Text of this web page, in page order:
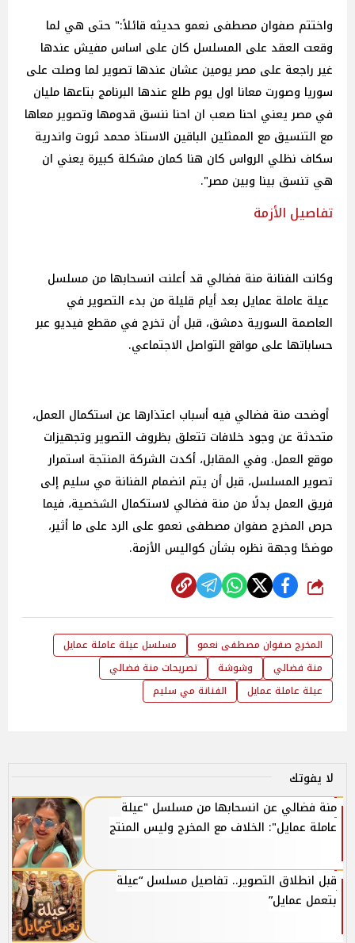
واختتم صفوان مصطفى نعمو حديثه قائلاً:" حتى هي لما
وقعت العقد على المسلسل كان على اساس مفيش عندها
غير راجعة على مصر يومين عشان عندها تصوير لما وصلت على
سوريا وصورت معانا اول يوم طلع عندها البرنامج بتاعها مليان
في مصر يعني احنا صعب ان احنا ننسق قدومها وتصوير معاها
مع التنسيق مع الممثلين الباقين الاستاذ محمد ثروت واندرية
سكاف نظلي الرواس كان هنا كمان مشكلة كبيرة يعني ان
هي تنسق بينا وبين مصر".
تفاصيل الأزمة
وكانت الفنانة منة فضالي قد أعلنت انسحابها من مسلسل
عيلة عاملة عمايل بعد أيام قليلة من بدء التصوير في
العاصمة السورية دمشق، قبل أن تخرج في مقطع فيديو عبر
حساباتها على مواقع التواصل الاجتماعي.
أوضحت منة فضالي فيه أسباب اعتذارها عن استكمال العمل،
متحدثة عن وجود خلافات تتعلق بظروف التصوير وتجهيزات
موقع العمل. وفي المقابل، أكدت الشركة المنتجة استمرار
تصوير المسلسل، قبل أن يتم انضمام الفنانة مي سليم إلى
فريق العمل بدلًا من منة فضالي لاستكمال الشخصية، فيما
حرص المخرج صفوان مصطفى نعمو على الرد على ما أثير،
موضحًا وجهة نظره بشأن كواليس الأزمة.
شارك
المخرج صفوان مصطفى نعمو
مسلسل عيلة عاملة عمايل
منة فضالي
وشوشة
تصريحات منة فضالي
عيلة عاملة عمايل
الفنانة مي سليم
لا يفوتك
منة فضالي عن انسحابها من مسلسل "عيلة
عاملة عمايل": الخلاف مع المخرج وليس المنتج
قبل انطلاق التصوير.. تفاصيل مسلسل “عيلة
بتعمل عمايل”